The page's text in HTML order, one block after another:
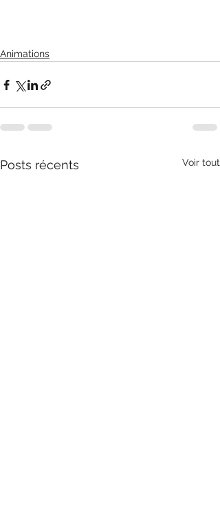
Animations
Posts récents Voir tout